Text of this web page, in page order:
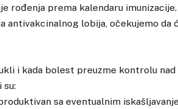
rođenja prema kalendaru
antivakcinalnog lobija, očekujemo da
i kada bolest preuzme kontrolu nad
su:
sa eventualnim